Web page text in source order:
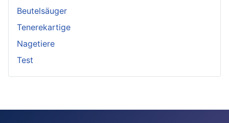
Beutelsäuger
Tenerekartige
Nagetiere
Test